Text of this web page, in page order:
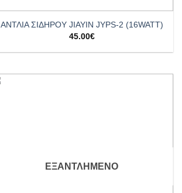
ΑΝΤΛΙΑ ΣΙΔΗΡΟΥ JIAYIN JYPS-2 (16WATT)
45.00€
ΕΞΑΝΤΛΗΜΈΝΟ